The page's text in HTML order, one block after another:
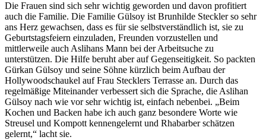
Die Frauen sind sich sehr wichtig geworden und davon profitiert
auch die Familie. Die Familie Gülsoy ist Brunhilde Steckler so sehr
ans Herz gewachsen, dass es für sie selbstverständlich ist, sie zu
Geburtstagsfeiern einzuladen, Freunden vorzustellen und
mittlerweile auch Aslihans Mann bei der Arbeitsuche zu
unterstützen. Die Hilfe beruht aber auf Gegenseitigkeit. So packten
Gürkan Gülsoy und seine Söhne kürzlich beim Aufbau der
Hollywoodschaukel auf Frau Stecklers Terrasse an. Durch das
regelmäßige Miteinander verbessert sich die Sprache, die Aslihan
Gülsoy nach wie vor sehr wichtig ist, einfach nebenbei. „Beim
Kochen und Backen habe ich auch ganz besondere Worte wie
Streusel und Kompott kennengelernt und Rhabarber schätzen
gelernt,“ lacht sie.